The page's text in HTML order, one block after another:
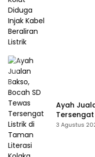
Ayah
Utara
3 Agustus